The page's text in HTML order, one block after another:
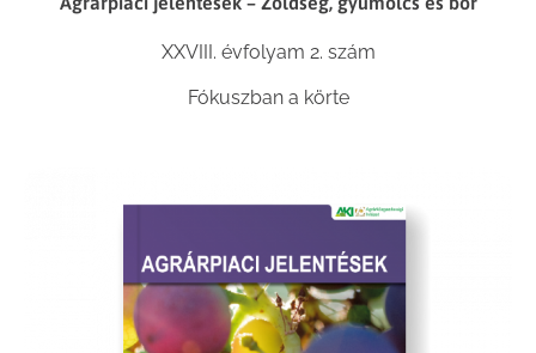
XXVIII. évfolyam 2. szám
Fókuszban a körte